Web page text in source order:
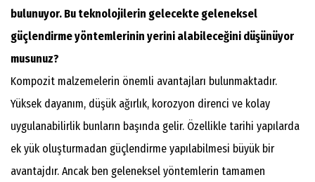
bulunuyor. Bu teknolojilerin gelecekte geleneksel
güçlendirme yöntemlerinin yerini alabileceğini düşünüyor
musunuz?
Kompozit malzemelerin önemli avantajları bulunmaktadır.
Yüksek dayanım, düşük ağırlık, korozyon direnci ve kolay
uygulanabilirlik bunların başında gelir. Özellikle tarihi yapılarda
ek yük oluşturmadan güçlendirme yapılabilmesi büyük bir
avantajdır. Ancak ben geleneksel yöntemlerin tamamen